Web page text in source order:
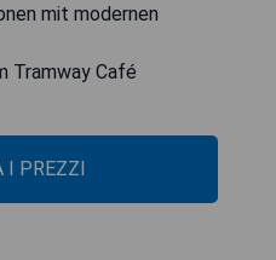
mit modernen
Tramway Café
I PREZZI